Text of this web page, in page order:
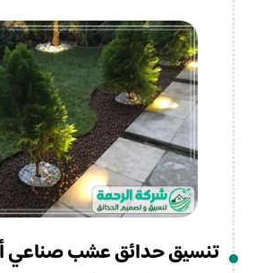
تنسيق حدائق عشب صناعي